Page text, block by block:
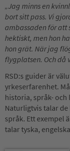
„Jag minns en
bort sitt pass. Vi
ambassaden för att
hektiskt, men hon
hon grät. När jag
flygplatsen. Och då
RSD:s guider är
yrkeserfarenhet.
historia, språk-
Naturligtvis talar
språk. Ett exempel
talar tyska,